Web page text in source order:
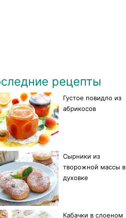
рецепты
Густое повидло из
абрикосов
Сырники из
творожной массы в
духовке
Кабачки в слоеном